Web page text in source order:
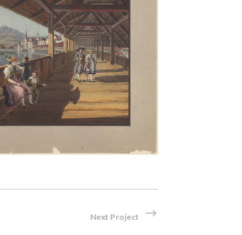
Die Tellskapelle, 1819
Aquarell
Next Project